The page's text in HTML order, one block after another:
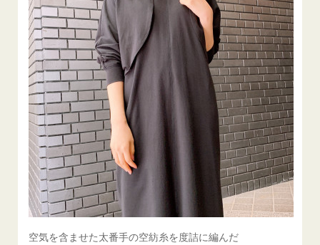
空気を含ませた太番手の空紡糸を度詰に編んだ